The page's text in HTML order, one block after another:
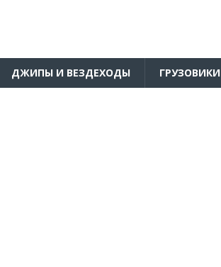
ДЖИПЫ И ВЕЗДЕХОДЫ ГРУЗОВИКИ